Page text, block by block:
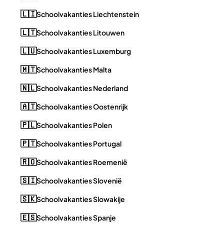
🇱🇮Schoolvakanties Liechtenstein
🇱🇹Schoolvakanties Litouwen
🇱🇺Schoolvakanties Luxemburg
🇲🇹Schoolvakanties Malta
🇳🇱Schoolvakanties Nederland
🇦🇹Schoolvakanties Oostenrijk
🇵🇱Schoolvakanties Polen
🇵🇹Schoolvakanties Portugal
🇷🇴Schoolvakanties Roemenië
🇸🇮Schoolvakanties Slovenië
🇸🇰Schoolvakanties Slowakije
🇪🇸Schoolvakanties Spanje